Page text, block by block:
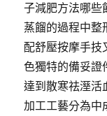
子減肥方法哪些
蒸餾的過程中整
配舒壓按摩手技
色獨特的備妥證
達到散寒祛溼活
加工工藝分為中